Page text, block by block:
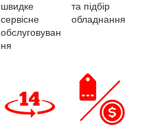
швидке
сервісне
обслуговуван
ня
та підбір
обладнання